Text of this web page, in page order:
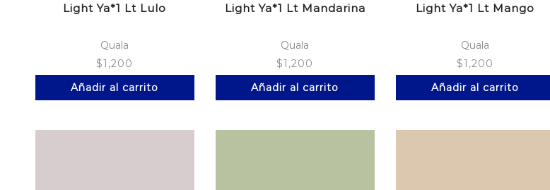
Light Ya*1 Lt Lulo
Quala
$1,200
Añadir al carrito
Light Ya*1 Lt Mandarina
Quala
$1,200
Añadir al carrito
Light Ya*1 Lt Mango
Quala
$1,200
Añadir al carrito